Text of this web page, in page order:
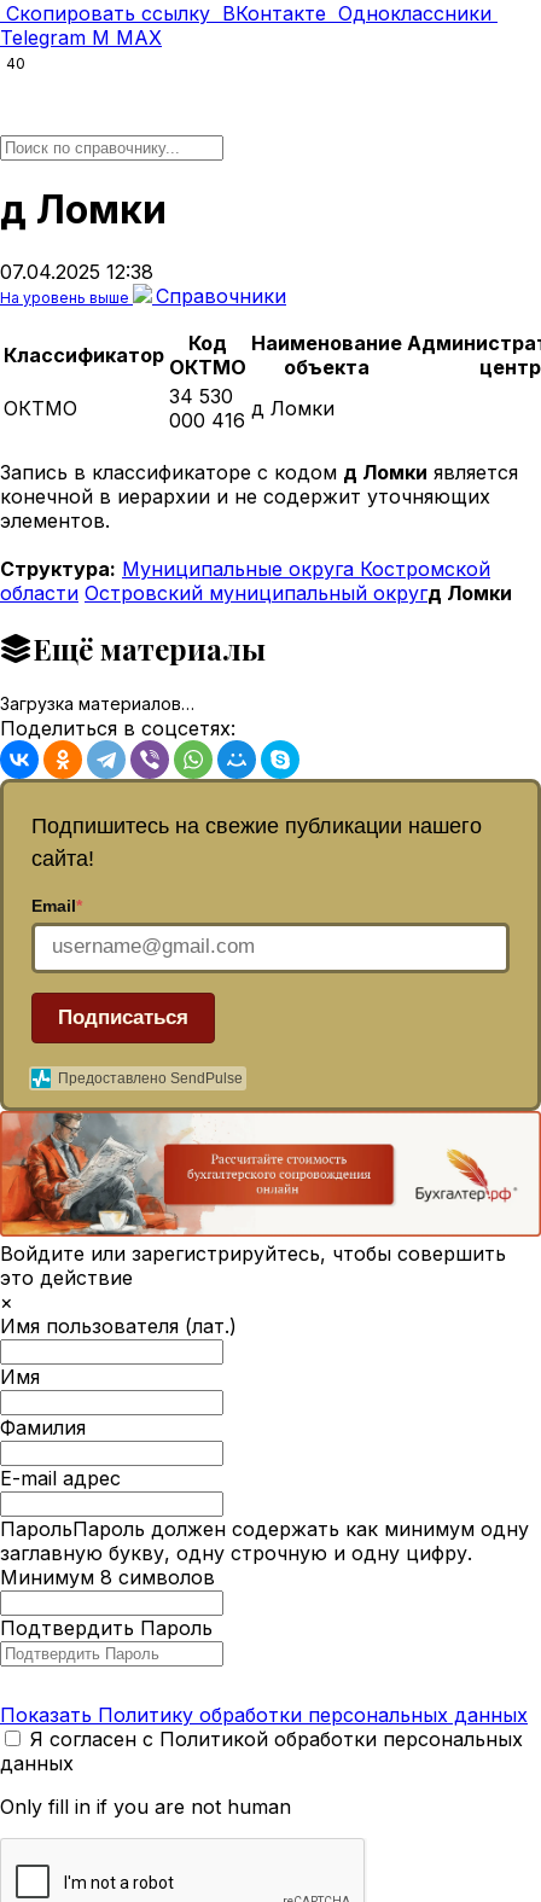
Скопировать ссылку ВКонтакте Одноклассники
Telegram M MAX
40
д Ломки
07.04.2025 12:38
На уровень выше Справочники
Классификатор
Код
ОКТМО
Наименование
объекта
центр
ОКТМО
34 530
000 416 д Ломки
Запись в классификаторе с кодом д Ломки является
конечной в иерархии и не содержит уточняющих
элементов.
Структура: Муниципальные округа Костромской
области Островский муниципальный округд Ломки
Ещё материалы
Загрузка материалов…
Поделиться в соцсетях:
Подпишитесь на свежие публикации нашего
сайта!
Email*
Подписаться
Предоставлено SendPulse
Войдите или зарегистрируйтесь, чтобы совершить
это действие
×
Имя пользователя (лат.)
Имя
Фамилия
E-mail адрес
ПарольПароль должен содержать как минимум одну
заглавную букву, одну строчную и одну цифру.
Минимум 8 символов
Подтвердить Пароль
Показать Политику обработки персональных данных
Я согласен с Политикой обработки персональных
данных
Only fill in if you are not human